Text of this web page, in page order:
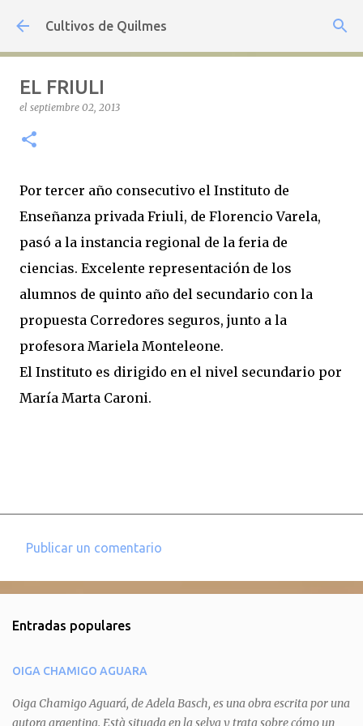
Ir al contenido principal
Cultivos de Quilmes
EL FRIULI
el septiembre 02, 2013
Por tercer año consecutivo el Instituto de
Enseñanza privada Friuli, de Florencio Varela,
pasó a la instancia regional de la feria de
ciencias. Excelente representación de los
alumnos de quinto año del secundario con la
propuesta Corredores seguros, junto a la
profesora Mariela Monteleone.
El Instituto es dirigido en el nivel secundario por
María Marta Caroni.
e
t
a
Publicar un comentario
Entradas populares
OIGA CHAMIGO AGUARA
Oiga Chamigo Aguará, de Adela Basch, es una obra escrita por una
autora argentina. Està situada en la selva y trata sobre cómo un